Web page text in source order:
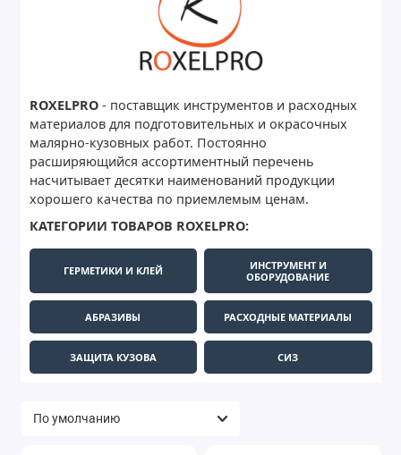
ROXELPRO - поставщик инструментов и расходных
материалов для подготовительных и окрасочных
малярно-кузовных работ. Постоянно
расширяющийся ассортиментный перечень
насчитывает десятки наименований продукции
хорошего качества по приемлемым ценам.
КАТЕГОРИИ ТОВАРОВ ROXELPRO:
ГЕРМЕТИКИ И КЛЕЙ
ИНСТРУМЕНТ И
ОБОРУДОВАНИЕ
АБРАЗИВЫ РАСХОДНЫЕ МАТЕРИАЛЫ
ЗАЩИТА КУЗОВА СИЗ